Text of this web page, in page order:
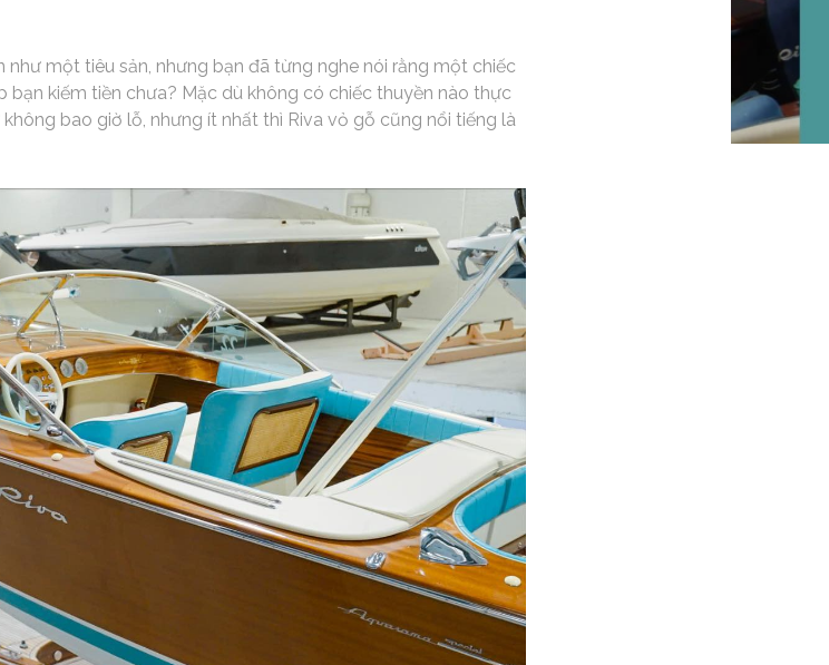
một tiêu sản, nhưng bạn đã từng nghe nói rằng một chiếc
bạn kiếm tiền chưa? Mặc dù không có chiếc thuyền nào thực
bao giờ lỗ, nhưng ít nhất thì Riva vỏ gỗ cũng nổi tiếng là